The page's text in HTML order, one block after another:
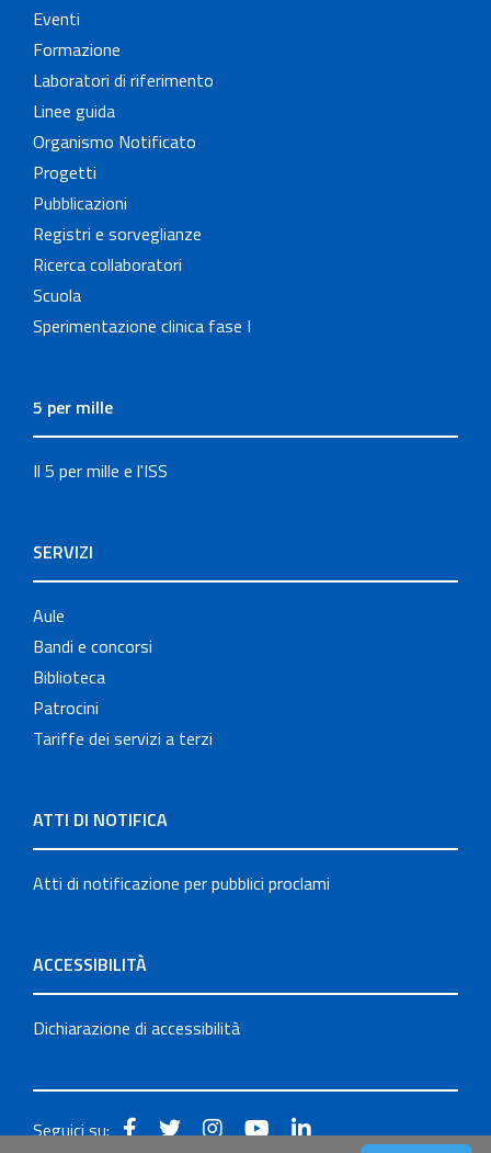
Eventi
Formazione
Laboratori di riferimento
Linee guida
Organismo Notificato
Progetti
Pubblicazioni
Registri e sorveglianze
Ricerca collaboratori
Scuola
Sperimentazione clinica fase I
5 per mille
Il 5 per mille e l'ISS
SERVIZI
Aule
Bandi e concorsi
Biblioteca
Patrocini
Tariffe dei servizi a terzi
ATTI DI NOTIFICA
Atti di notificazione per pubblici proclami
ACCESSIBILITÀ
Dichiarazione di accessibilità
Seguici su: